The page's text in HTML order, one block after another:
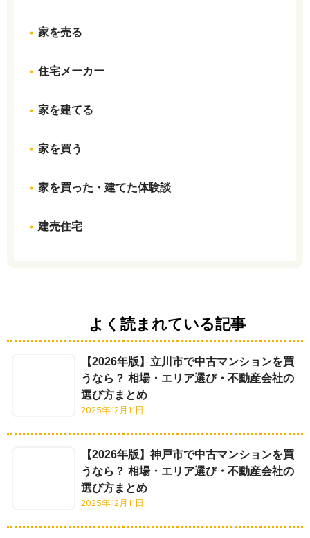
家を売る
住宅メーカー
家を建てる
家を買う
家を買った・建てた体験談
建売住宅
よく読まれている記事
【2026年版】立川市で中古マンションを買
うなら？ 相場・エリア選び・不動産会社の
選び方まとめ
2025年12月11日
【2026年版】神戸市で中古マンションを買
うなら？ 相場・エリア選び・不動産会社の
選び方まとめ
2025年12月11日